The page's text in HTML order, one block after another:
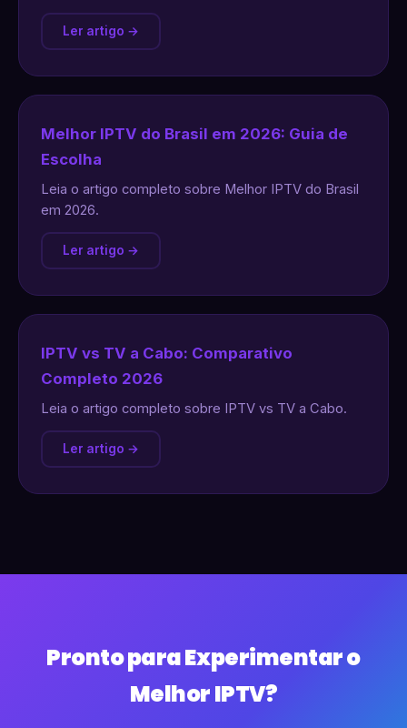
Ler artigo →
Melhor IPTV do Brasil em 2026: Guia de
Escolha
Leia o artigo completo sobre Melhor IPTV do Brasil
em 2026.
Ler artigo →
IPTV vs TV a Cabo: Comparativo
Completo 2026
Leia o artigo completo sobre IPTV vs TV a Cabo.
Ler artigo →
Pronto para Experimentar o
Melhor IPTV?